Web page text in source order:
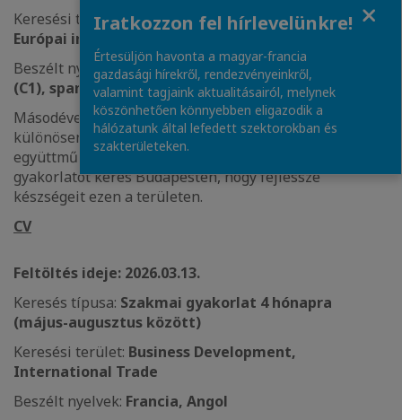
Keresési terület:Nemzetközi együttműködés /
Európai intézmények
Beszélt nyelvek:Francia (anyanyelvi szint), angol
(C1), spanyol/portugál (középfokú)
Másodéves politikatudomány szakos hallgató, aki
különösen érdeklődik a nemzetközi és európai
együttműködési intézmények iránt. Rövid távú szakmai
gyakorlatot keres Budapesten, hogy fejlessze
készségeit ezen a területen.
CV
Feltöltés ideje: 2026.03.13.
Keresés típusa: Szakmai gyakorlat 4 hónapra
(május-augusztus között)
Keresési terület: Business Development,
International Trade
Beszélt nyelvek: Francia, Angol
Iratkozzon fel hírlevelünkre!
Értesüljön havonta a magyar-francia
gazdasági hírekről, rendezvényeinkről,
valamint tagjaink aktualitásairól, melynek
köszönhetően könnyebben eligazodik a
hálózatunk által lefedett szektorokban és
szakterületeken.